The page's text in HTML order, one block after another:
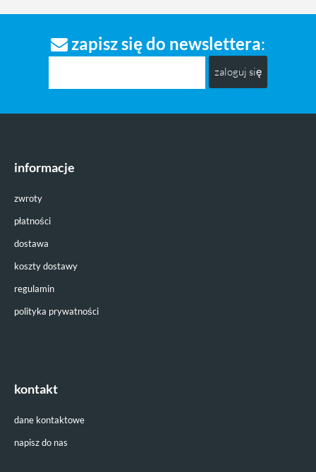
zapisz się do newslettera
zaloguj się
informacje
zwroty
płatności
dostawa
koszty dostawy
regulamin
polityka prywatności
kontakt
dane kontaktowe
napisz do nas